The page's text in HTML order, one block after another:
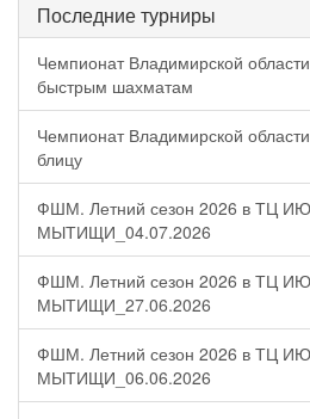
Последние турниры
Чемпионат Владимирской
быстрым шахматам
Чемпионат Владимирской
блицу
ФШМ. Летний сезон 2026 в ТЦ
МЫТИЩИ_04.07.2026
ФШМ. Летний сезон 2026 в ТЦ
МЫТИЩИ_27.06.2026
ФШМ. Летний сезон 2026 в ТЦ
МЫТИЩИ_06.06.2026